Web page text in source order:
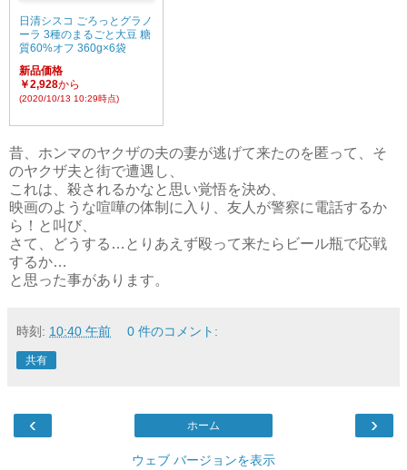
日清シスコ ごろっとグラノ
ーラ 3種のまるごと大豆 糖
質60%オフ 360g×6袋
新品価格
￥2,928から
(2020/10/13 10:29時点)
昔、ホンマのヤクザの夫の妻が逃げて来たのを匿って、そ
のヤクザ夫と街で遭遇し、
これは、殺されるかなと思い覚悟を決め、
映画のような喧嘩の体制に入り、友人が警察に電話するか
ら！と叫び、
さて、どうする…とりあえず殴って来たらビール瓶で応戦
するか…
と思った事があります。
時刻: 10:40 午前 0 件のコメント:
共有
‹ ›
ホーム
ウェブ バージョンを表示